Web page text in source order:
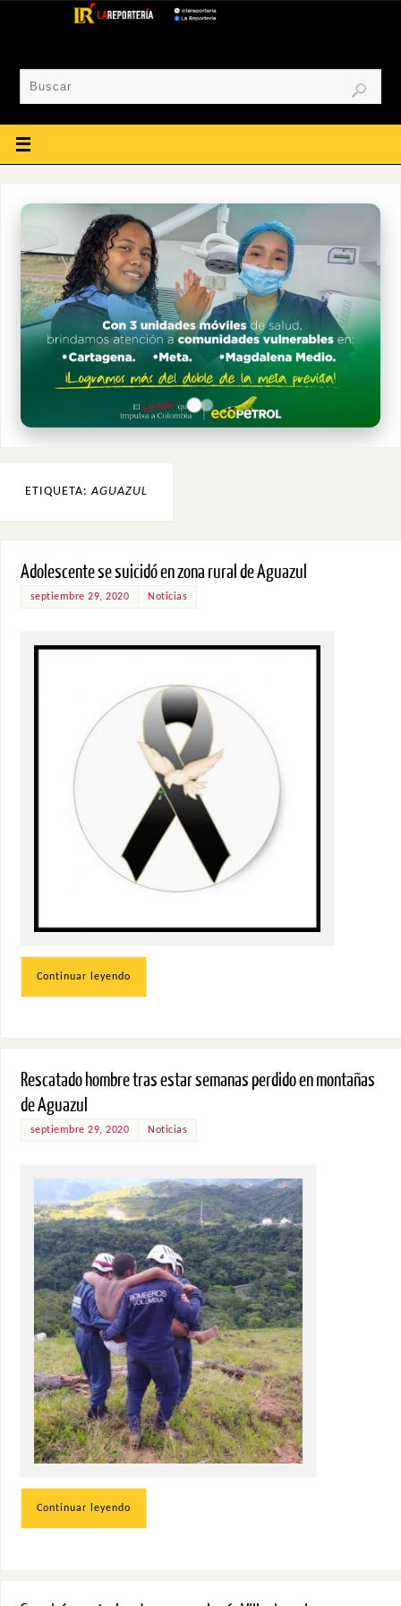
ETIQUETA:AGUAZUL
Adolescente se suicidó en zona rural de Aguazul
septiembre 29, 2020 Noticias
Continuar leyendo
Rescatado hombre tras estar semanas perdido en montañas
de Aguazul
septiembre 29, 2020 Noticias
Continuar leyendo